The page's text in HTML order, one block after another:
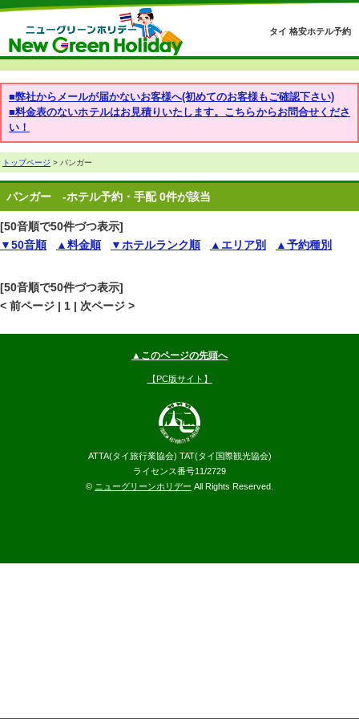
タイ 格安ホテル予約
■弊社からメールが届かないお客様へ(初めてのお客様もご確認下さい)
■料金表のないホテルはお見積りいたします。こちらからお問合せくださ
い！
トップページ > パンガー
パンガー -ホテル予約・手配 0件が該当
[50音順で50件づつ表示]
▼50音順
▲料金順 ▼ホテルランク順 ▲エリア別 ▲予約種別
[50音順で50件づつ表示]
< 前ページ | 1 | 次ページ >
▲このページの先頭へ
【PC版サイト】
ATTA(タイ旅行業協会) TAT(タイ国際観光協会)
ライセンス番号11/2729
© ニューグリーンホリデー All Rights Reserved.